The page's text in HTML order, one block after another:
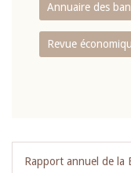
Annuaire des
Revue
Rapport annuel de la